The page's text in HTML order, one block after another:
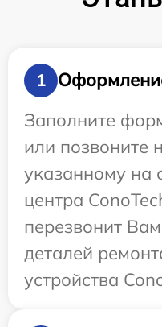
1
Заполните
или позвоните
указанному на
центра
перезвонит
деталей
устройства